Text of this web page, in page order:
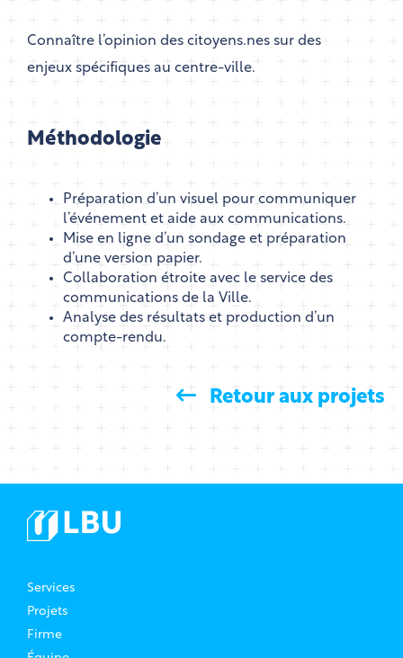
Connaître l’opinion des citoyens.nes sur des
enjeux spécifiques au centre-ville.
Méthodologie
Préparation d’un visuel pour communiquer
l’événement et aide aux communications.
Mise en ligne d’un sondage et préparation
d’une version papier.
Collaboration étroite avec le service des
communications de la Ville.
Analyse des résultats et production d’un
compte-rendu.
Retour aux projets
Services
Projets
Firme